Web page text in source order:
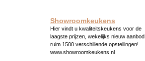
Showroomkeukens
Hier vindt u kwaliteitskeukens voor de
laagste prijzen, wekelijks nieuw aanbod,
ruim 1500 verschillende opstellingen!
www.showroomkeukens.nl